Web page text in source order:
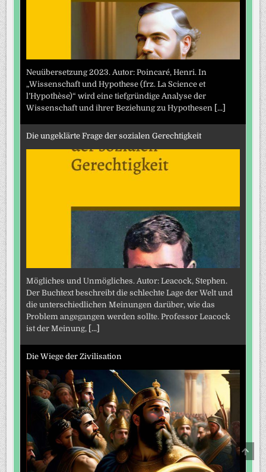
Neuübersetzung 2023. Autor: Poincaré, Henri. In
„Wissenschaft und Hypothese (frz. La Science et
l’Hypothèse)“ wird eine tiefgründige Analyse der
Wissenschaft und ihrer Beziehung zu Hypothesen [...]
Die ungeklärte Frage der sozialen Gerechtigkeit
Mögliches und Unmögliches. Autor: Leacock, Stephen.
Der Buchtext beschreibt die schlechte Lage der Welt und
die unterschiedlichen Meinungen darüber, wie das
Problem angegangen werden sollte. Professor Leacock
ist der Meinung, [...]
Die Wiege der Zivilisation
TO
TOP